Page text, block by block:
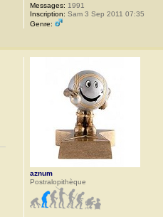
Messages: 1991
Inscription: Sam 3 Sep 2011 07:35
Genre:
aznum
Postralopithèque